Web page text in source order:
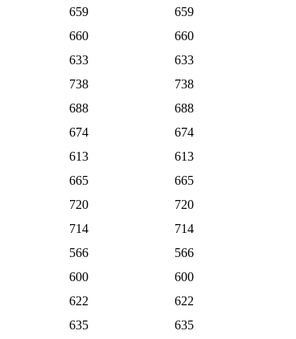
659
659
660
660
633
633
738
738
688
688
674
674
613
613
665
665
720
720
714
714
566
566
600
600
622
622
635 635